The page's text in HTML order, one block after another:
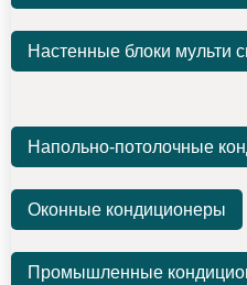
Настенные блоки мульти
Напольно-потолочные
Оконные кондиционеры
Промышленные